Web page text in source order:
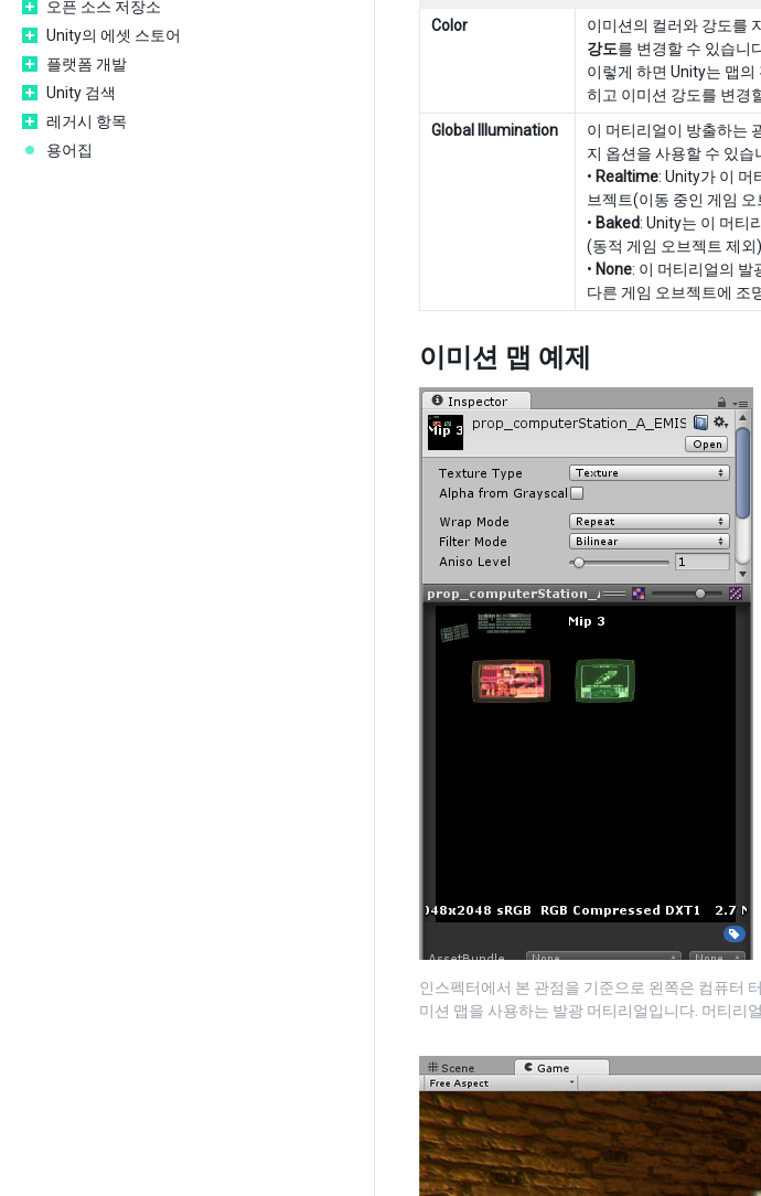
오픈 소스 저장소
Unity의 에셋 스토어
플랫폼 개발
Unity 검색
레거시 항목
용어집
Color 이미션의 컬러와 강도를
강도를 변경할 수 있습니
이렇게 하면 Unity는 맵의
히고 이미션 강도를 변경
Global Illumination
이 머티리얼이 방출하는
지 옵션을 사용할 수 있습
• Realtime: Unity가 이 머
브젝트(이동 중인 게임
• Baked: Unity는 이 머티
(동적 게임 오브젝트 제
• None: 이 머티리얼의 발
다른 게임 오브젝트에 조
이미션 맵 예제
인스펙터에서 본 관점을 기준으로 왼쪽은 컴퓨터
미션 맵을 사용하는 발광 머티리얼입니다. 머티리